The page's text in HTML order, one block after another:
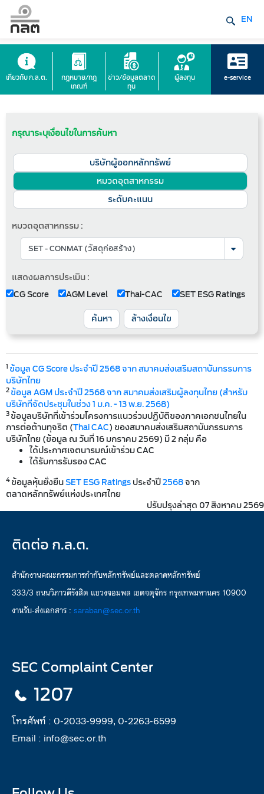
EN
เกี่ยวกับ ก.ล.ต.
กฎหมาย/กฎ
เกณฑ์
ข่าว/ข้อมูลตลาด
ทุน
ผู้ลงทุน e-service
กรุณาระบุเงื่อนไขในการค้นหา
บริษัทผู้ออกหลักทรัพย์
หมวดอุตสาหกรรม
ระดับคะแนน
หมวดอุตสาหกรรม :
แสดงผลการประเมิน :
CG Score
AGM Level Thai-CAC
SET ESG Ratings
ค้นหา
ล้างเงื่อนไข
1 ข้อมูล CG Score ประจำปี 2568 จาก สมาคมส่งเสริมสถาบันกรรมการ
บริษัทไทย
2ข้อมูล AGM ประจำปี 2568 จาก สมาคมส่งเสริมผู้ลงทุนไทย (สำหรับ
บริษัทที่จัดประชุมในช่วง 1 ม.ค. - 13 พ.ย. 2568)
3ข้อมูลบริษัทที่เข้าร่วมโครงการแนวร่วมปฏิบัติของภาคเอกชนไทยใน
การต่อต้านทุจริต (Thai CAC) ของสมาคมส่งเสริมสถาบันกรรมการ
บริษัทไทย (ข้อมูล ณ วันที่ 16 มกราคม 2569) มี 2 กลุ่ม คือ
ได้ประกาศเจตนารมณ์เข้าร่วม CAC
ได้รับการรับรอง CAC
4ข้อมูลหุ้นยั่งยืนSET ESG Ratingsประจำปี2568จาก
ตลาดหลักทรัพย์แห่งประเทศไทย
ปรับปรุงล่าสุด 07 สิงหาคม 2569
ติดต่อ ก.ล.ต.
สำนักงานคณะกรรมการกำกับหลักทรัพย์และตลาดหลักทรัพย์
333/3 ถนนวิภาวดีรังสิต แขวงจอมพล เขตจตุจักร กรุงเทพมหานคร 10900
งานรับ-ส่งเอกสาร : saraban@sec.or.th
SEC Complaint Center
1207
โทรศัพท์ : 0-2033-9999, 0-2263-6599
Email : info@sec.or.th